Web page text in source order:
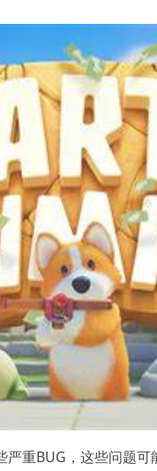
重BUG，这些问题